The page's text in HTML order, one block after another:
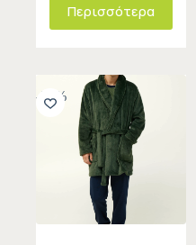
Περισσότερα
-30%